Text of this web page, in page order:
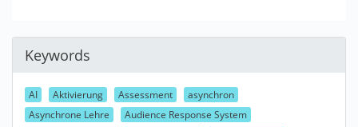
Keywords
AI Aktivierung Assessment
asynchron
Asynchrone Lehre
Audience Response System